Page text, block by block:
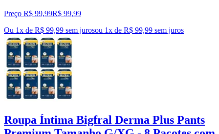
Preço R$ 99,99R$ 99,99
Ou 1x de R$ 99,99 sem jurosou 1x de R$ 99,99 sem juros
Roupa Íntima Bigfral Derma Plus Pants